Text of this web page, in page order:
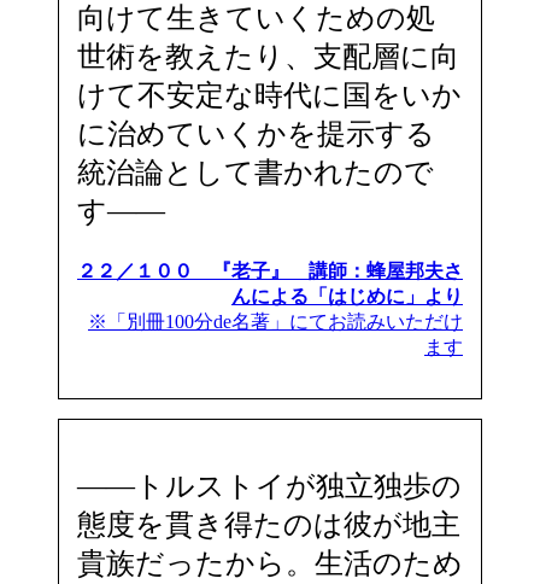
向けて生きていくための処
世術を教えたり、支配層に向
けて不安定な時代に国をいか
に治めていくかを提示する
統治論として書かれたので
す――
２２／１００ 『老子』 講師：蜂屋邦夫さ
んによる「はじめに」より
※「別冊100分de名著」にてお読みいただけ
ます
――トルストイが独立独歩の
態度を貫き得たのは彼が地主
貴族だったから。生活のため